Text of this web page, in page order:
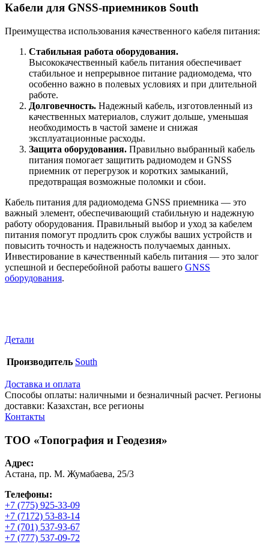
Кабели для GNSS-приемников South
Преимущества использования качественного кабеля питания:
Стабильная работа оборудования.
Высококачественный кабель питания обеспечивает
стабильное и непрерывное питание радиомодема, что
особенно важно в полевых условиях и при длительной
работе.
Долговечность. Надежный кабель, изготовленный из
качественных материалов, служит дольше, уменьшая
необходимость в частой замене и снижая
эксплуатационные расходы.
Защита оборудования. Правильно выбранный кабель
питания помогает защитить радиомодем и GNSS
приемник от перегрузок и коротких замыканий,
предотвращая возможные поломки и сбои.
Кабель питания для радиомодема GNSS приемника — это
важный элемент, обеспечивающий стабильную и надежную
работу оборудования. Правильный выбор и уход за кабелем
питания помогут продлить срок службы ваших устройств и
повысить точность и надежность получаемых данных.
Инвестирование в качественный кабель питания — это залог
успешной и бесперебойной работы вашего GNSS
оборудования.
Детали
Производитель South
Доставка и оплата
Способы оплаты: наличными и безналичный расчет. Регионы
доставки: Казахстан, все регионы
Контакты
ТОО «Топография и Геодезия»
Адрес:
Астана, пр. М. Жумабаева, 25/3
Телефоны:
+7 (775) 925-33-09
+7 (7172) 53-83-14
+7 (701) 537-93-67
+7 (777) 537-09-72